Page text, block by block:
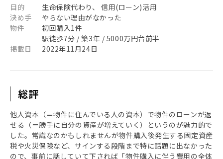
目的
生命保険代わり、 信用(ローン)活用
決め手
やらない理由がなかった
物件
初回購入1件
駅徒歩7分 / 築3年 / 5000万円台前半
掲載日
2022年11月24日
総評
他人資本（＝物件に住んでいる人の資本）で物件のローンが返
せる（＝勝手に自分の資産が増えていく）というのが魅力的で
した。常識なのかもしれませんが物件購入後発生する固定資産
税や火災保険など、サインする段階まで特に話題に出なかった
ので、事前に話していて下されば「物件購入に伴う費用の全体